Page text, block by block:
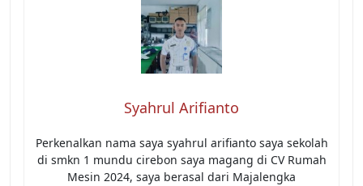
Syahrul Arifianto
Perkenalkan nama saya syahrul arifianto saya sekolah
di smkn 1 mundu cirebon saya magang di CV Rumah
Mesin 2024, saya berasal dari Majalengka